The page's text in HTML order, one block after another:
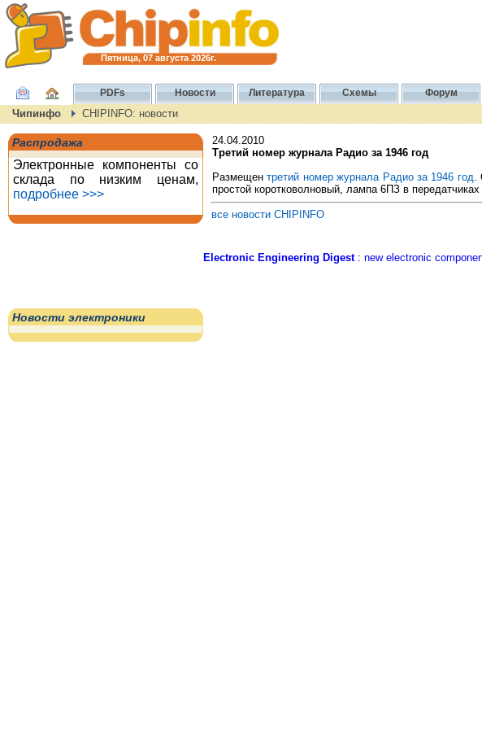
Пятница, 07 августа 2026г.
PDFs Новости Литература Схемы Форум
Чипинфо CHIPINFO: новости
Распродажа
Электронные компоненты со
склада по низким ценам,
подробнее >>>
Новости электроники
24.04.2010
Третий номер журнала Радио за 1946 год
Размещентретий номер журнала Радио за 1946 год.
простой коротковолновый, лампа 6ПЗ в
все новости CHIPINFO
Electronic Engineering Digest: new electronic